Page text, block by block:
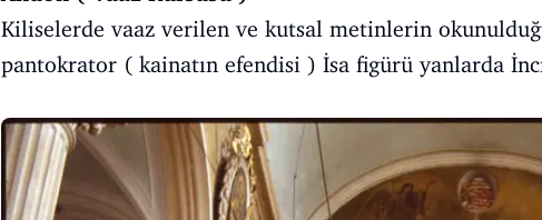
Kiliselerde vaaz verilen ve kutsal metinlerin
pantokrator ( kainatın efendisi ) İsa figürü yanlarda